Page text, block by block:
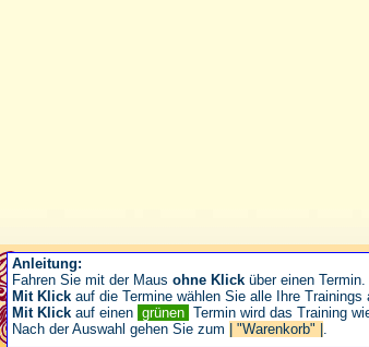
Anleitung:
Fahren Sie mit der Maus ohne Klick über einen
Mit Klick auf die Termine wählen Sie alle Ihre Trainings
Mit Klick auf einen grünen Termin wird das Training
Nach der Auswahl gehen Sie zum
| "Warenkorb" | .